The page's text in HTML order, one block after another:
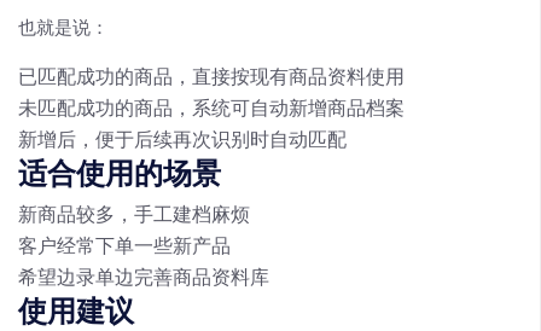
也就是说：
已匹配成功的商品，直接按现有商品资料使用
未匹配成功的商品，系统可自动新增商品档案
新增后，便于后续再次识别时自动匹配
适合使用的场景
新商品较多，手工建档麻烦
客户经常下单一些新产品
希望边录单边完善商品资料库
使用建议